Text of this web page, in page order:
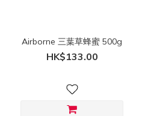
Airborne 三葉草蜂蜜 500g
HK$133.00